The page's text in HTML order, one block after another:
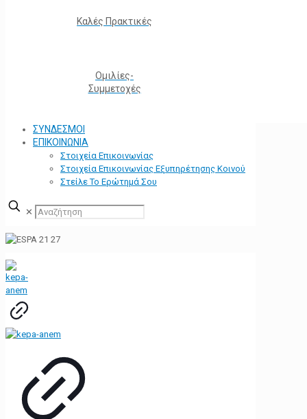
Καλές Πρακτικές
Ομιλίες-
Συμμετοχές
ΣΥΝΔΕΣΜΟΙ
ΕΠΙΚΟΙΝΩΝΙΑ
Στοιχεία Επικοινωνίας
Στοιχεία Επικοινωνίας Εξυπηρέτησης Κοινού
Στείλε Το Ερώτημά Σου
✕